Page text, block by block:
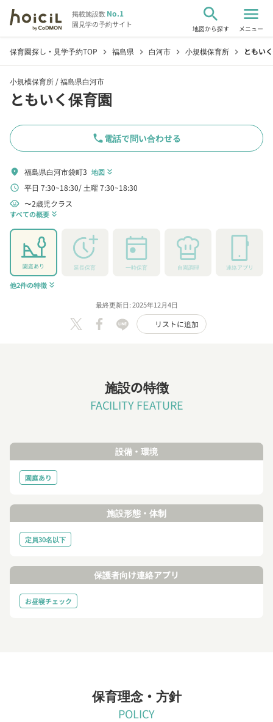
掲載施設数No.1
園見学の予約サイト
search
地図から探す
menu
メニュー
保育園探し・見学予約TOP chevron_right 福島県 chevron_right 白河市 chevron_right 小規模保育所 chevron_right ともい
小規模保育所 /福島県白河市
ともいく保育園
phone電話で問い合わせる
location_on 福島県白河市袋町3 地図 keyboard_double_arrow_down
schedule 平日 7:30~18:30 土曜 7:30~18:30
child_care 〜2歳児クラス
すべての概要 keyboard_double_arrow_down
園庭あり 延長保育 一時保育 自園調理 連絡アプリ
他2件の特徴 keyboard_double_arrow_down
最終更新日: 2025年12月4日
リストに追加
施設の特徴
FACILITY FEATURE
設備・環境
園庭あり
施設形態・体制
定員30名以下
保護者向け連絡アプリ
お昼寝チェック
保育理念・方針
POLICY